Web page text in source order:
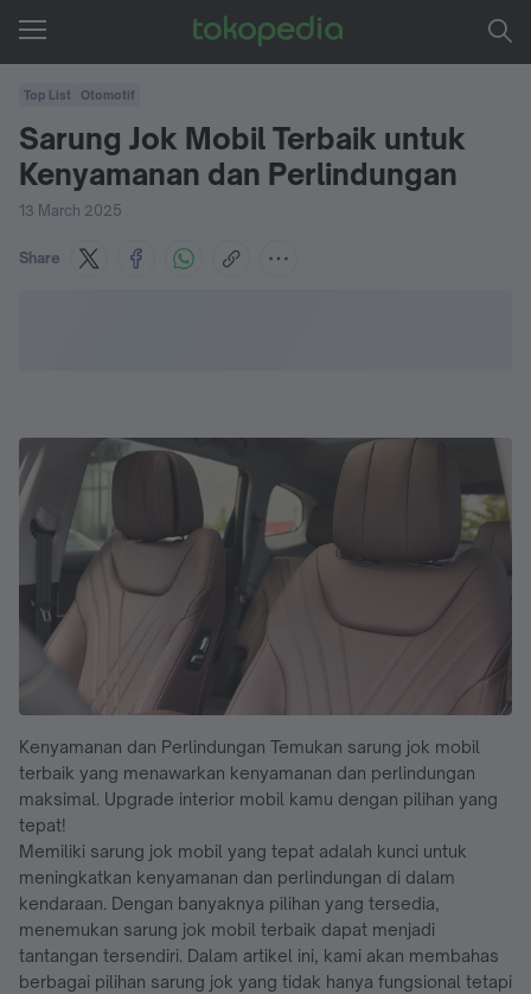
Top List Otomotif
Sarung Jok Mobil Terbaik untuk
Kenyamanan dan Perlindungan
13 March 2025
Share
Kenyamanan dan Perlindungan Temukan sarung jok mobil
terbaik yang menawarkan kenyamanan dan perlindungan
maksimal. Upgrade interior mobil kamu dengan pilihan yang
tepat!
Memiliki sarung jok mobil yang tepat adalah kunci untuk
meningkatkan kenyamanan dan perlindungan di dalam
kendaraan. Dengan banyaknya pilihan yang tersedia,
menemukan sarung jok mobil terbaik dapat menjadi
tantangan tersendiri. Dalam artikel ini, kami akan membahas
berbagai pilihan sarung jok yang tidak hanya fungsional tetapi